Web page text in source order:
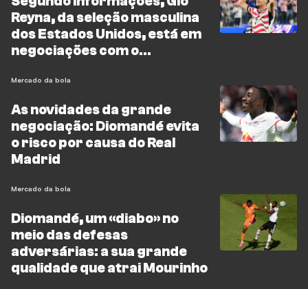
Reyna, da seleção masculina
dos Estados Unidos, está em
negociações com o
Mercado da bola
As novidades da grande
negociação: Diomandé evita
o risco por causa do Real
Madrid
Mercado da bola
Diomandé, um «diabo» no
meio das defesas
adversárias: a sua grande
qualidade que atrai Mourinho